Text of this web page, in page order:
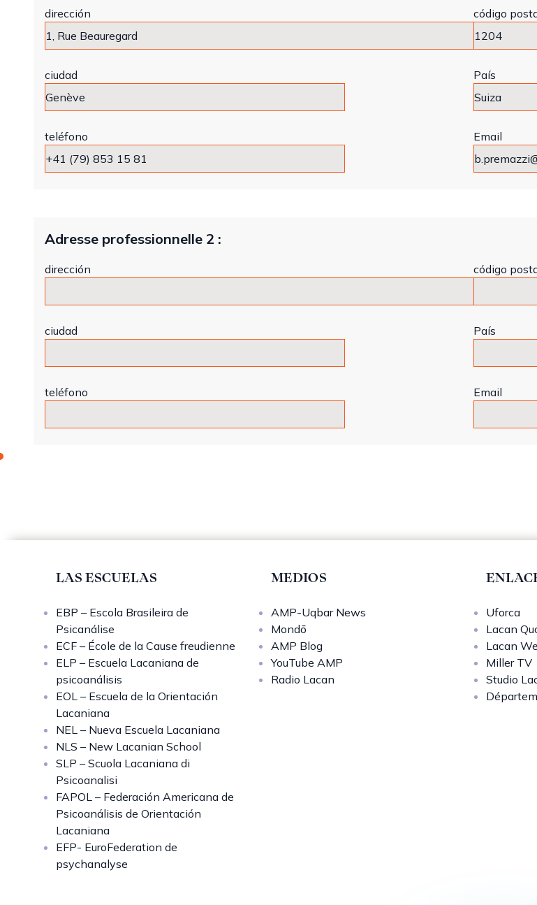
dirección código
ciudad País
teléfono Email
Adresse professionnelle 2 :
dirección código
ciudad País
teléfono Email
LAS ESCUELAS
EBP – Escola Brasileira de
Psicanálise
ECF – École de la Cause freudienne
ELP – Escuela Lacaniana de
psicoanálisis
EOL – Escuela de la Orientación
Lacaniana
NEL – Nueva Escuela Lacaniana
NLS – New Lacanian School
SLP – Scuola Lacaniana di
Psicoanalisi
FAPOL – Federación Americana de
Psicoanálisis de Orientación
Lacaniana
EFP- EuroFederation de
psychanalyse
MEDIOS
AMP-Uqbar News
Mondō
AMP Blog
YouTube AMP
Radio Lacan
Uforca
Lacan
Lacan
Miller TV
Studio